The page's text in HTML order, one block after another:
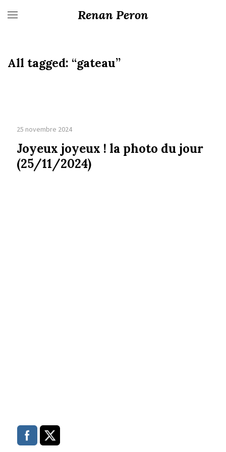
Renan Peron
All tagged: “gateau”
25 novembre 2024
Joyeux joyeux ! la photo du jour
(25/11/2024)